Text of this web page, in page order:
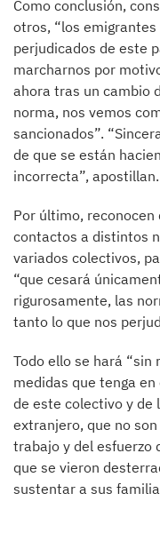
Como conclusión,
otros, “los
perjudicados de este
marcharnos por
ahora tras un cambio
norma, nos vemos
sancionados”.
de que se están
incorrecta”, apostillan.
Por último,
contactos a distintos
variados colectivos,
“que cesará
rigurosamente, las
tanto lo que nos
Todo ello se hará “sin
medidas que tenga
de este colectivo y de
extranjero, que no
trabajo y del esfuerzo
que se vieron
sustentar a sus